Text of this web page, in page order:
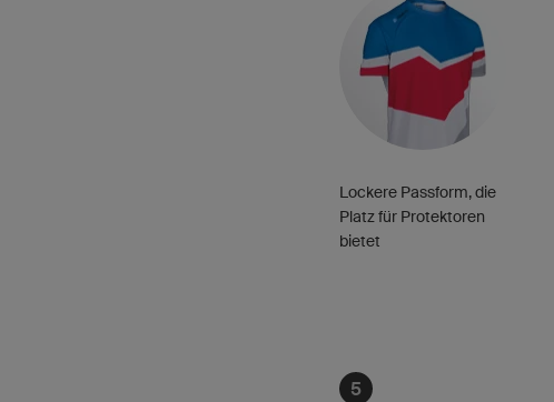
Lockere Passform, die
Platz für Protektoren
bietet
5